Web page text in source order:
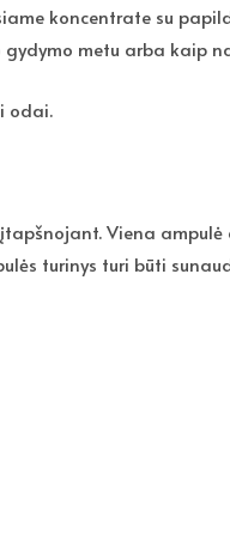
koncentrate su
metu arba kaip
odai.
Viena
turinys turi būti